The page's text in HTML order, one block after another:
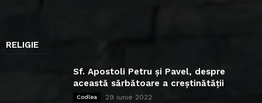
RELIGIE
Sf. Apostoli Petru și Pavel, despre
această sărbătoare a creștinătății
Codlea 29 iunie 2022